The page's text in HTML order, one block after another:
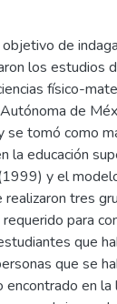
de
los estudios
físico-
de
tomó como
la educación
y el
tres
para
que
que se
en